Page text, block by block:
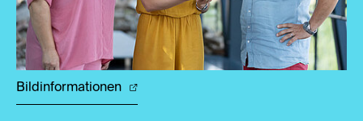
Bildinformationen